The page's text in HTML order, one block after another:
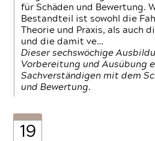
für Schäden und Bewertung.
Bestandteil ist sowohl die
Theorie und Praxis, als auch
und die damit ve…
Dieser sechswöchige
Vorbereitung und Ausübung
Sachverständigen mit dem
und Bewertung.
19